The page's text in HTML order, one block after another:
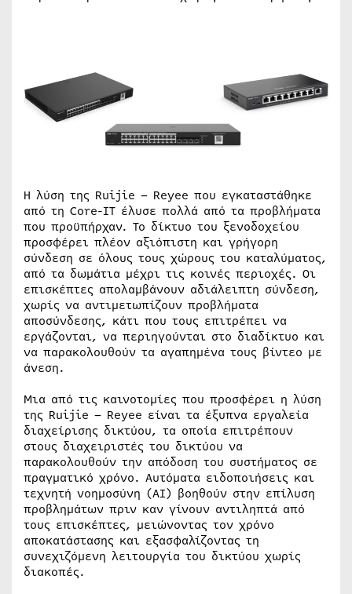
Η λύση της Ruijie – Reyee που εγκαταστάθηκε
από τη Core-IT έλυσε πολλά από τα προβλήματα
που προϋπήρχαν. Το δίκτυο του ξενοδοχείου
προσφέρει πλέον αξιόπιστη και γρήγορη
σύνδεση σε όλους τους χώρους του καταλύματος,
από τα δωμάτια μέχρι τις κοινές περιοχές. Οι
επισκέπτες απολαμβάνουν αδιάλειπτη σύνδεση,
χωρίς να αντιμετωπίζουν προβλήματα
αποσύνδεσης, κάτι που τους επιτρέπει να
εργάζονται, να περιηγούνται στο διαδίκτυο και
να παρακολουθούν τα αγαπημένα τους βίντεο με
άνεση.
Μια από τις καινοτομίες που προσφέρει η λύση
της Ruijie – Reyee είναι τα έξυπνα εργαλεία
διαχείρισης δικτύου, τα οποία επιτρέπουν
στους διαχειριστές του δικτύου να
παρακολουθούν την απόδοση του συστήματος σε
πραγματικό χρόνο. Αυτόματα ειδοποιήσεις και
τεχνητή νοημοσύνη (AI) βοηθούν στην επίλυση
προβλημάτων πριν καν γίνουν αντιληπτά από
τους επισκέπτες, μειώνοντας τον χρόνο
αποκατάστασης και εξασφαλίζοντας τη
συνεχιζόμενη λειτουργία του δικτύου χωρίς
διακοπές.